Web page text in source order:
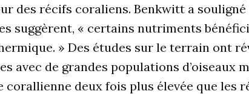
des récifs coraliens. Benkwitt a souligné
suggèrent, « certains nutriments
» Des études sur le terrain ont
avec de grandes populations d’oiseaux
corallienne deux fois plus élevée que les